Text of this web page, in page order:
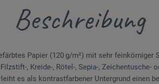
Beschreibung
Papier (120 g/m²) mit sehr feinkörniger
, Kreide-, Rötel-, Sepia-, Zeichentusche-
es als kontrastfarbener Untergrund einen